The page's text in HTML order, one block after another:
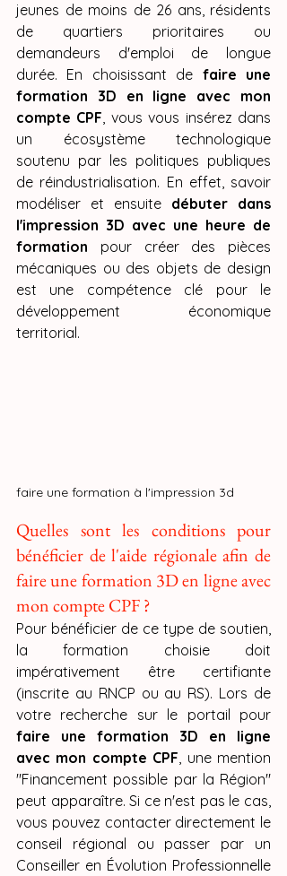
jeunes de moins de 26 ans, résidents
de quartiers prioritaires ou
demandeurs d'emploi de longue
durée. En choisissant de faire une
formation 3D en ligne avec mon
compte CPF, vous vous insérez dans
un écosystème technologique
soutenu par les politiques publiques
de réindustrialisation. En effet, savoir
modéliser et ensuite débuter dans
l'impression 3D avec une heure de
formation pour créer des pièces
mécaniques ou des objets de design
est une compétence clé pour le
développement économique
territorial.
faire une formation à l'impression 3d
Quelles sont les conditions pour
bénéficier de l'aide régionale afin de
faire une formation 3D en ligne avec
mon compte CPF ?
Pour bénéficier de ce type de soutien,
la formation choisie doit
impérativement être certifiante
(inscrite au RNCP ou au RS). Lors de
faire une formation 3D en ligne
avec mon compte CPF , une mention
"Financement possible par la Région"
peut apparaître. Si ce n'est pas le cas,
vous pouvez contacter directement le
conseil régional ou passer par un
Conseiller en Évolution Professionnelle